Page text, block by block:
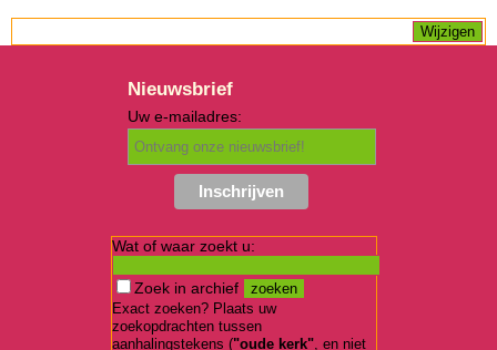
Nieuwsbrief
Uw e-mailadres:
Wat of waar zoekt u:
Zoek in archief
Exact zoeken? Plaats uw
zoekopdrachten tussen
aanhalingstekens ("oude kerk", en niet